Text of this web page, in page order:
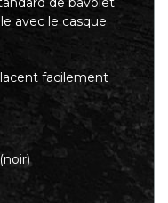
avec le casque
facilement